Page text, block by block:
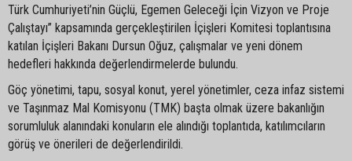
Türk Cumhuriyeti’nin Güçlü, Egemen Geleceği İçin Vizyon ve Proje
Çalıştayı” kapsamında gerçekleştirilen İçişleri Komitesi toplantısına
katılan İçişleri Bakanı Dursun Oğuz, çalışmalar ve yeni dönem
hedefleri hakkında değerlendirmelerde bulundu.
Göç yönetimi, tapu, sosyal konut, yerel yönetimler, ceza infaz sistemi
ve Taşınmaz Mal Komisyonu (TMK) başta olmak üzere bakanlığın
sorumluluk alanındaki konuların ele alındığı toplantıda, katılımcıların
görüş ve önerileri de değerlendirildi.